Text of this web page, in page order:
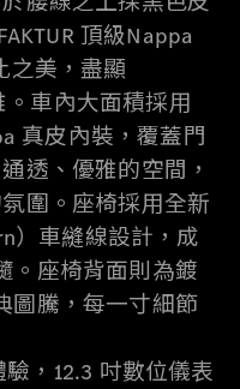
頂級Nappa
之美，盡顯
車內大面積採用
真皮內裝，覆蓋門
透、優雅的空間，
圍。座椅採用全新
）車縫線設計，成
。座椅背面則為鍍
圖騰，每一寸細節
，12.3 吋數位儀表